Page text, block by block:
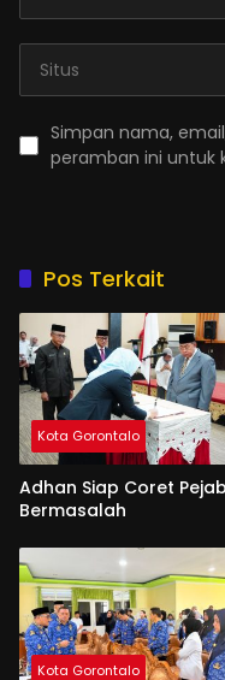
Simpan nama,
peramban ini untuk
Pos Terkait
Kota Gorontalo
Adhan Siap Coret
Bermasalah
Kota Gorontalo